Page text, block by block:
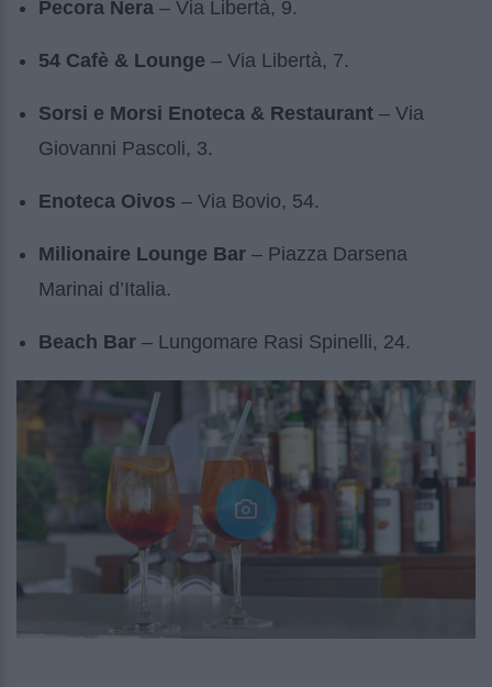
Pecora Nera – Via Libertà, 9.
54 Cafè & Lounge – Via Libertà, 7.
Sorsi e Morsi Enoteca & Restaurant – Via
Giovanni Pascoli, 3.
Enoteca Oivos – Via Bovio, 54.
Milionaire Lounge Bar – Piazza Darsena
Marinai d’Italia.
Beach Bar – Lungomare Rasi Spinelli, 24.